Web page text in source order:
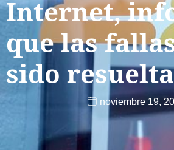
Internet,
que las
sido
noviembre 19,